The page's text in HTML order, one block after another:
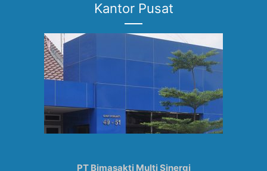
Kantor Pusat
PT Bimasakti Multi Sinergi